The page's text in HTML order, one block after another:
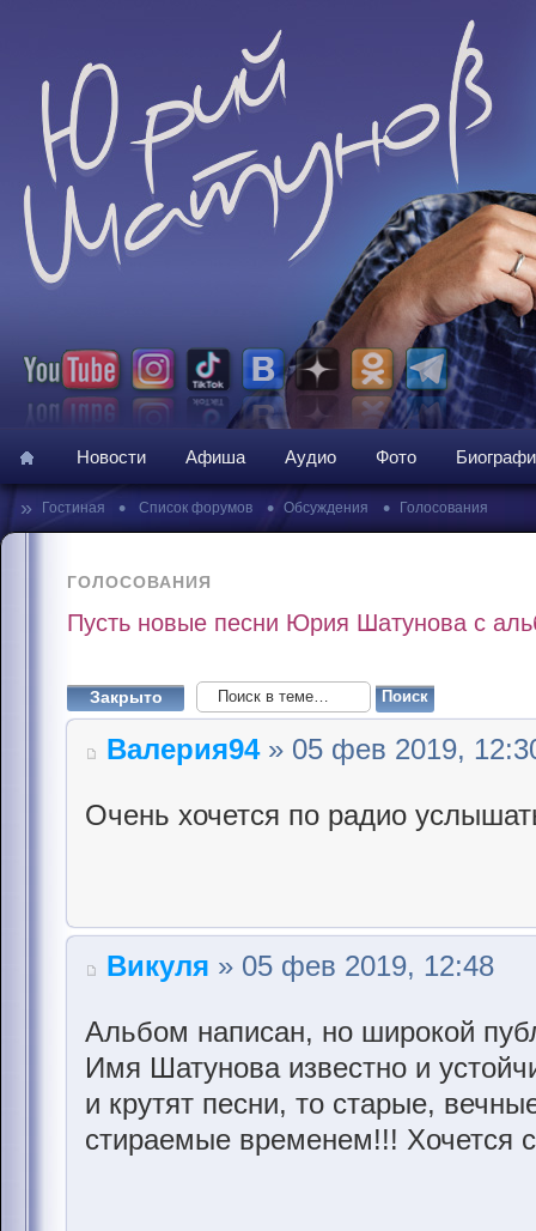
Новости Афиша Аудио Фото
» Гостиная • Список форумов • Обсуждения • Голосования
ГОЛОСОВАНИЯ
Пусть новые песни Юрия Шатунова с
Закрыто
Валерия94» 05 фев 2019,
Очень хочется по радио
Викуля » 05 фев 2019, 12:48
Альбом написан, но широкой
Имя Шатунова известно и
и крутят песни, то старые,
стираемые временем!!! Хочется